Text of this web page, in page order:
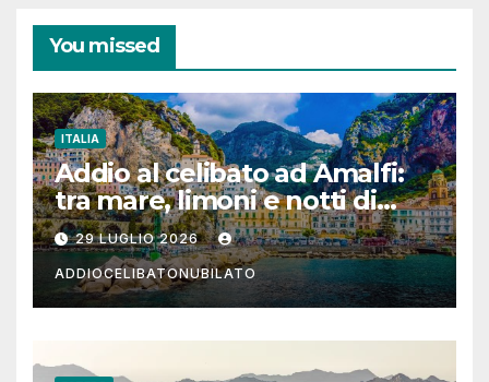
You missed
ITALIA
Addio al celibato ad Amalfi:
tra mare, limoni e notti di
festa in Costiera Amalfitana
29 LUGLIO 2026
ADDIOCELIBATONUBILATO